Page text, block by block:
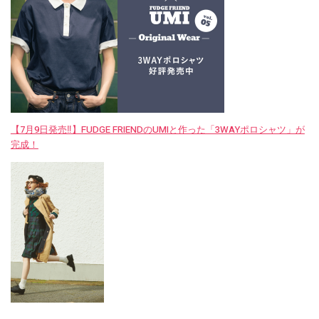
【7月9日発売‼︎】FUDGE FRIENDのUMIと作った「3WAYポロシャツ」が
完成！